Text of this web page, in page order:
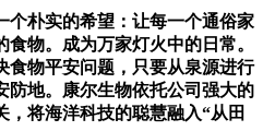
朴实的希望：让每一个通俗家
物。成为万家灯火中的日常。
食物平安问题，只要从泉源进行
防地。康尔生物依托公司强大的
将海洋科技的聪慧融入“从田